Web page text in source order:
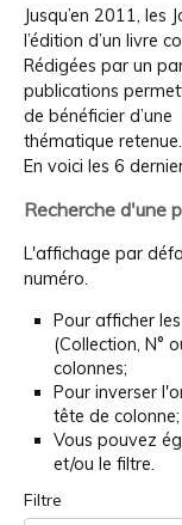
Jusqu’en 2011, les
l’édition d’un livre
Rédigées par un
publications
de bénéficier
thématique retenue.
En voici les 6
Recherche d'une
L'affichage par
numéro.
Pour afficher
(Collection, N°
colonnes;
Pour inverser
tête de colonne;
Vous pouvez
et/ou le filtre.
Filtre